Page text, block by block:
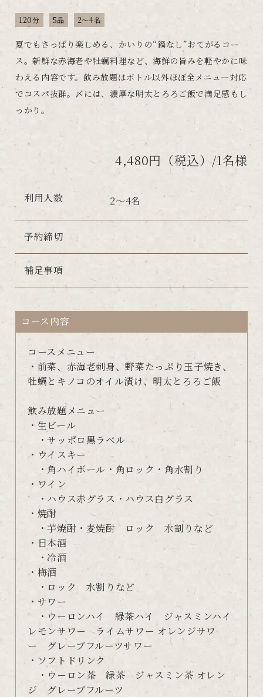
120分 5品 2～4名
夏でもさっぱり楽しめる、かいりの“鍋なし”おてがるコー
ス。新鮮な赤海老や牡蠣料理など、海鮮の旨みを軽やかに味
わえる内容です。飲み放題はボトル以外ほぼ全メニュー対応
でコスパ抜群。〆には、濃厚な明太とろろご飯で満足感もし
っかり。
4,480円（税込）/1名様
利用人数 2～4名
予約締切
補足事項
コース内容
コースメニュー
・前菜、赤海老刺身、野菜たっぷり玉子焼き、
牡蠣とキノコのオイル漬け、明太とろろご飯
飲み放題メニュー
・生ビール
・サッポロ黒ラベル
・ウイスキー
・角ハイボール・角ロック・角水割り
・ワイン
・ハウス赤グラス・ハウス白グラス
・焼酎
・芋焼酎・麦焼酎 ロック 水割りなど
・日本酒
・冷酒
・梅酒
・ロック 水割りなど
・サワー
・ウーロンハイ 緑茶ハイ ジャスミンハイ
レモンサワー ライムサワー オレンジサワ
ー グレープフルーツサワー
・ソフトドリンク
・ウーロン茶 緑茶 ジャスミン茶 オレン
ジ グレープフルーツ